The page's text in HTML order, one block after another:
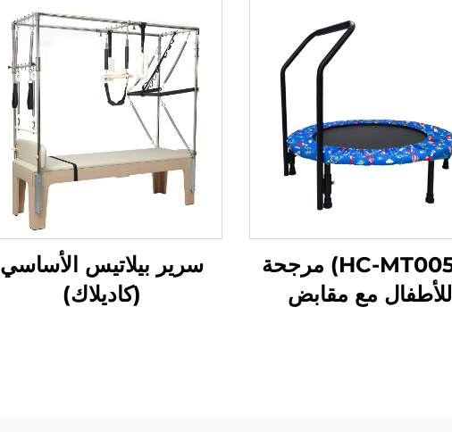
(HC-MT005A) مرجحة
للأطفال مع مقابض
سرير بيلاتيس الأساسي
(كاديلاك)